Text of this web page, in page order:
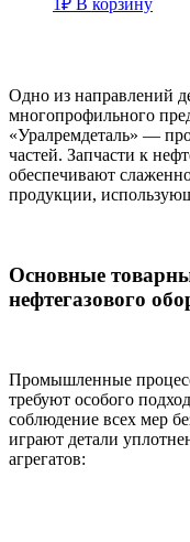
1₽ В корзину
Одно из направлений
многопрофильного
«Уралремдеталь» —
частей. Запчасти к
обеспечивают
продукции,
Основные
нефтегазового
Промышленные
требуют особого
соблюдение всех мер
играют детали
агрегатов: